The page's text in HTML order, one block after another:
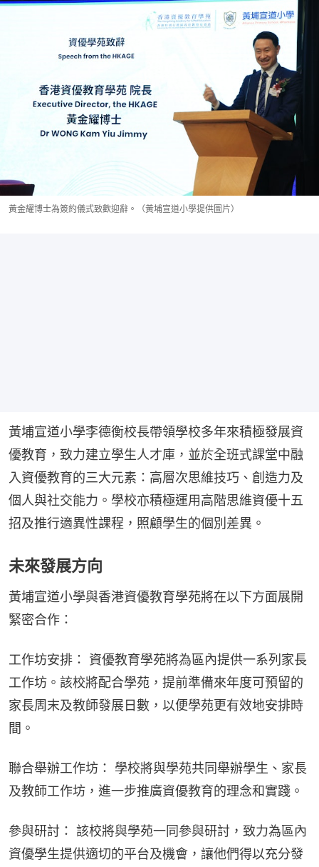
黃金耀博士為簽約儀式致歡迎辭。（黃埔宣道小學提供圖片）
黃埔宣道小學李德衡校長帶領學校多年來積極發展資
優教育，致力建立學生人才庫，並於全班式課堂中融
入資優教育的三大元素：高層次思維技巧、創造力及
個人與社交能力。學校亦積極運用高階思維資優十五
招及推行適異性課程，照顧學生的個別差異。
未來發展方向
黃埔宣道小學與香港資優教育學苑將在以下方面展開
緊密合作：
工作坊安排： 資優教育學苑將為區內提供一系列家長
工作坊。該校將配合學苑，提前準備來年度可預留的
家長周末及教師發展日數，以便學苑更有效地安排時
間。
聯合舉辦工作坊： 學校將與學苑共同舉辦學生、家長
及教師工作坊，進一步推廣資優教育的理念和實踐。
參與研討： 該校將與學苑一同參與研討，致力為區內
資優學生提供適切的平台及機會，讓他們得以充分發